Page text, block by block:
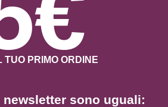
newsletter sono uguali:
TUO PRIMO ORDINE